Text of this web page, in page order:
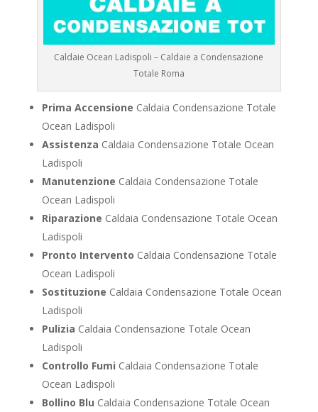
Caldaie Ocean Ladispoli – Caldaie a Condensazione
Totale Roma
Prima Accensione Caldaia Condensazione Totale
Ocean Ladispoli
Assistenza Caldaia Condensazione Totale Ocean
Ladispoli
Manutenzione Caldaia Condensazione Totale
Ocean Ladispoli
Riparazione Caldaia Condensazione Totale Ocean
Ladispoli
Pronto Intervento Caldaia Condensazione Totale
Ocean Ladispoli
Sostituzione Caldaia Condensazione Totale Ocean
Ladispoli
Pulizia Caldaia Condensazione Totale Ocean
Ladispoli
Controllo Fumi Caldaia Condensazione Totale
Ocean Ladispoli
Bollino Blu Caldaia Condensazione Totale Ocean